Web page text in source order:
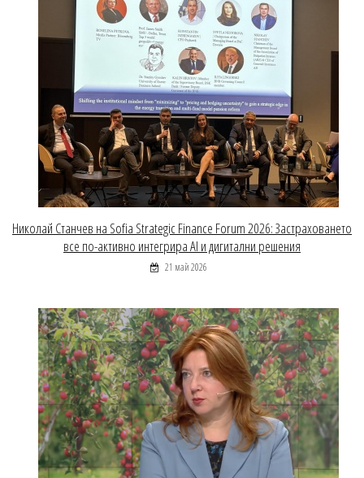
Николай Станчев на Sofia Strategic Finance Forum 2026: Застраховането
все по-активно интегрира AI и дигитални решения
21 май 2026